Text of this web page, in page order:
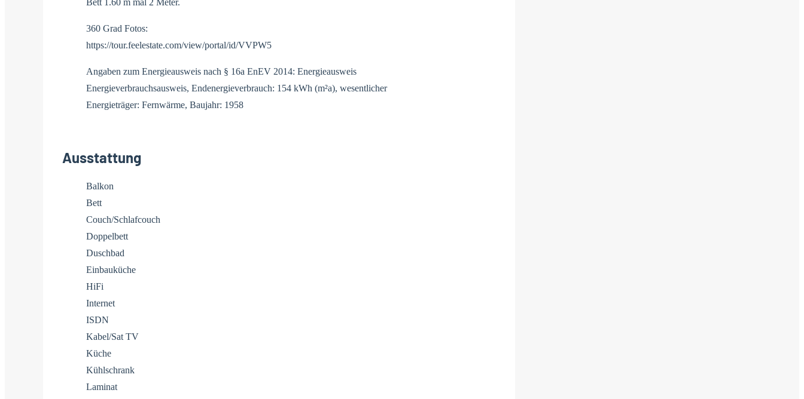
360 Grad Fotos:
https://tour.feelestate.com/view/portal/id/VVPW5
Angaben zum Energieausweis nach § 16a EnEV 2014: Energieausweis
Energieverbrauchsausweis, Endenergieverbrauch: 154 kWh (m²a), wesentlicher
Energieträger: Fernwärme, Baujahr: 1958
Ausstattung
Balkon
Bett
Couch/Schlafcouch
Doppelbett
Duschbad
Einbauküche
HiFi
Internet
ISDN
Kabel/Sat TV
Küche
Kühlschrank
Laminat